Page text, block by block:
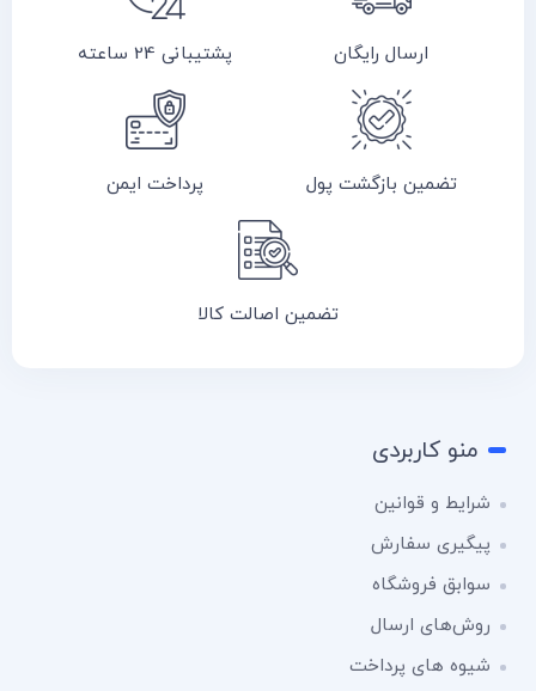
ارسال رایگان پشتیبانی 24 ساعته
تضمین بازگشت پول پرداخت ایمن
تضمین اصالت کالا
منو کاربردی
شرایط و قوانین
پیگیری سفارش
سوابق فروشگاه
روش‌های ارسال
شیوه های پرداخت